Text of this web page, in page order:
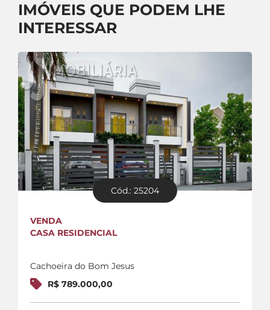
IMÓVEIS QUE PODEM LHE
INTERESSAR
Cód.: 25204
VENDA
CASA RESIDENCIAL
Cachoeira do Bom Jesus
R$ 789.000,00